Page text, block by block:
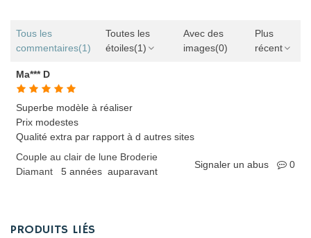
Tous les
commentaires(1)
Toutes les
étoiles(1)
Avec des
images(0)
Plus
récent
Ma*** D
Superbe modèle à réaliser
Prix modestes
Qualité extra par rapport à d autres sites
Couple au clair de lune Broderie
Diamant
5 années auparavant
Signaler un abus 0
PRODUITS LIÉS